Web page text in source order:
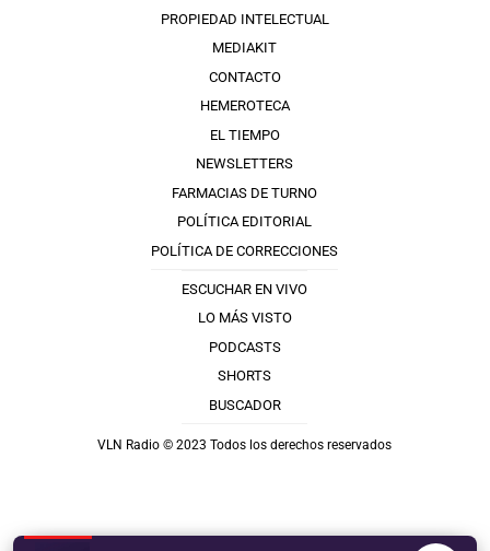
PROPIEDAD INTELECTUAL
MEDIAKIT
CONTACTO
HEMEROTECA
EL TIEMPO
NEWSLETTERS
FARMACIAS DE TURNO
POLÍTICA EDITORIAL
POLÍTICA DE CORRECCIONES
ESCUCHAR EN VIVO
LO MÁS VISTO
PODCASTS
SHORTS
BUSCADOR
VLN Radio © 2023 Todos los derechos reservados